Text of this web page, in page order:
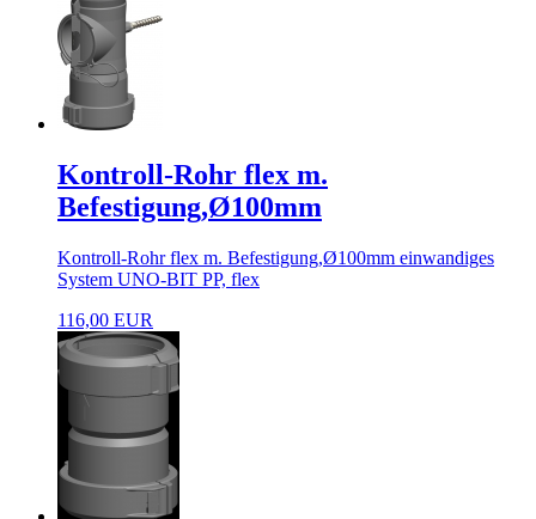
Kontroll-Rohr flex m.
Befestigung,Ø100mm
Kontroll-Rohr flex m. Befestigung,Ø100mm einwandiges
System UNO-BIT PP, flex
116,00 EUR